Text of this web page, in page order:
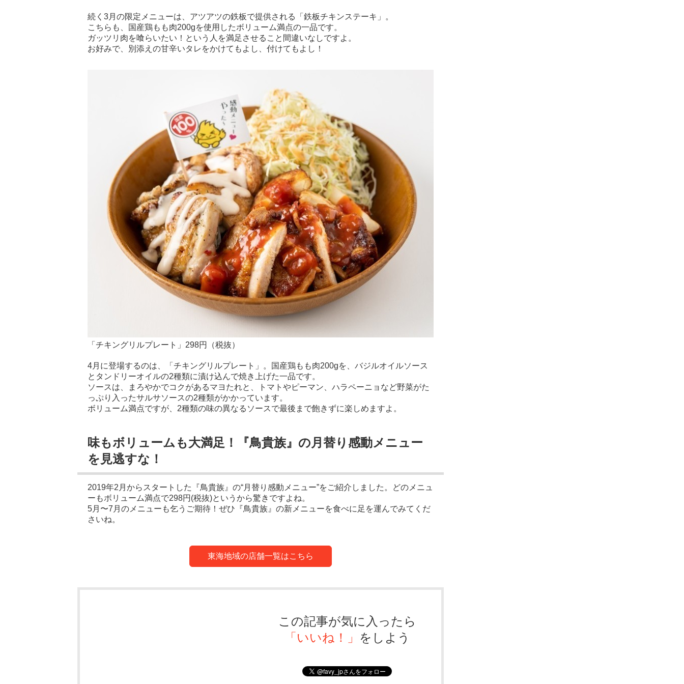
続く3月の限定メニューは、アツアツの鉄板で提供される「鉄板チキンステーキ」。
こちらも、国産鶏もも肉200gを使用したボリューム満点の一品です。
ガッツリ肉を喰らいたい！という人を満足させること間違いなしですよ。
お好みで、別添えの甘辛いタレをかけてもよし、付けてもよし！
「チキングリルプレート」298円（税抜）
4月に登場するのは、「チキングリルプレート」。国産鶏もも肉200gを、バジルオイルソース
とタンドリーオイルの2種類に漬け込んで焼き上げた一品です。
ソースは、まろやかでコクがあるマヨたれと、トマトやピーマン、ハラペーニョなど野菜がた
っぷり入ったサルサソースの2種類がかかっています。
ボリューム満点ですが、2種類の味の異なるソースで最後まで飽きずに楽しめますよ。
味もボリュームも大満足！『鳥貴族』の月替り感動メニュー
を見逃すな！
2019年2月からスタートした『鳥貴族』の“月替り感動メニュー”をご紹介しました。どのメニュ
ーもボリューム満点で298円(税抜)というから驚きですよね。
5月〜7月のメニューも乞うご期待！ぜひ『鳥貴族』の新メニューを食べに足を運んでみてくだ
さいね。
東海地域の店舗一覧はこちら
この記事が気に入ったら
「いいね！」 をしよう